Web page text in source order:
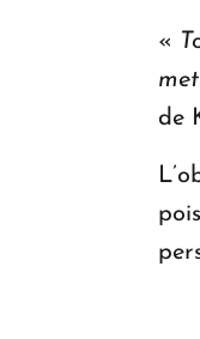
«
de